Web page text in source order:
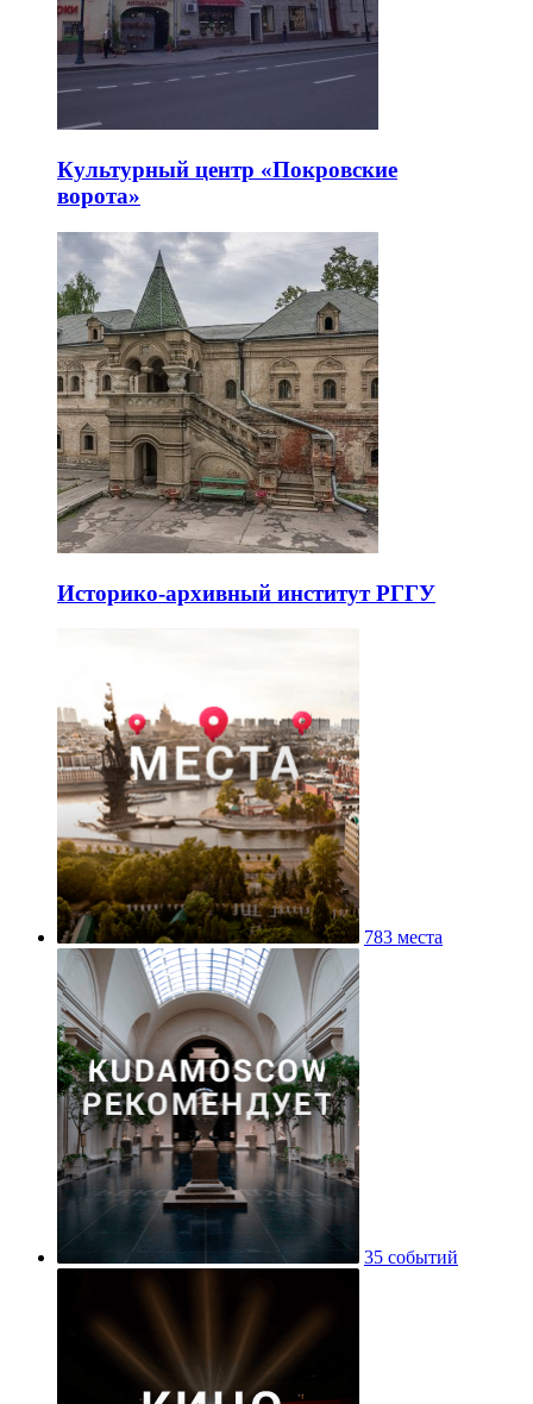
Культурный центр «Покровские
ворота»
Историко-архивный институт РГГУ
783 места
35 событий